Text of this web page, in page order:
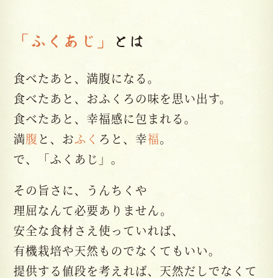
「ふくあじ」 とは
食べたあと、満腹になる。
食べたあと、おふくろの味を思い出す。
食べたあと、幸福感に包まれる。
満腹 と、おふく ろと、幸福。
で、「ふくあじ」。
その旨さに、うんちくや
理屈なんて必要ありません。
安全な食材さえ使っていれば、
有機栽培や天然ものでなくてもいい。
提供する値段を考えれば、天然だしでなくて